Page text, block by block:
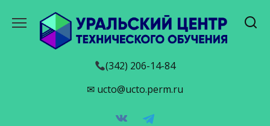
содержанию
(342) 206-14-84
✉ ucto@ucto.perm.ru